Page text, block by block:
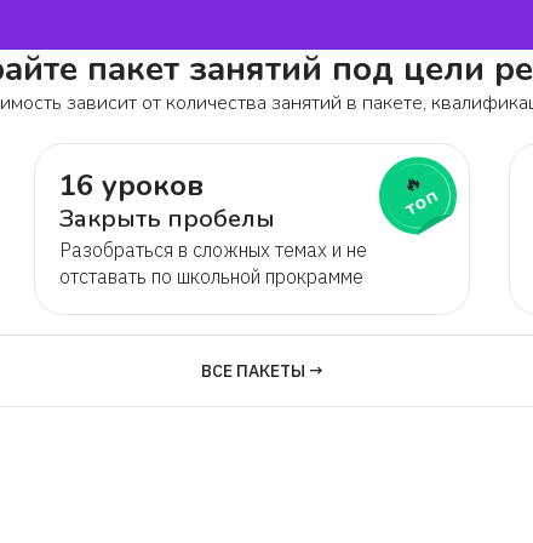
пакет занятий под цели
зависит от количества занятий в пакете,
16 уроков
Закрыть пробелы
Разобраться в сложных темах и не
отставать по школьной прокрамме
🔥
топ
ВСЕ ПАКЕТЫ →